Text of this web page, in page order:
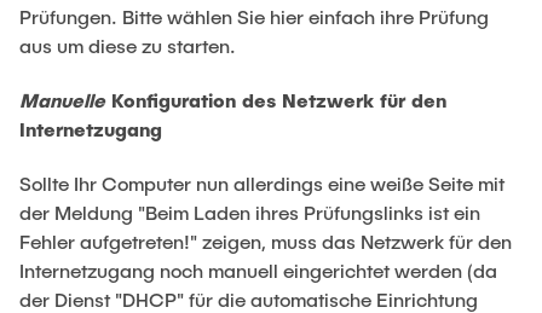
Prüfungen. Bitte wählen Sie hier einfach ihre Prüfung
aus um diese zu starten.
Manuelle Konfiguration des Netzwerk für den
Internetzugang
Sollte Ihr Computer nun allerdings eine weiße Seite mit
der Meldung "Beim Laden ihres Prüfungslinks ist ein
Fehler aufgetreten!" zeigen, muss das Netzwerk für den
Internetzugang noch manuell eingerichtet werden (da
der Dienst "DHCP" für die automatische Einrichtung